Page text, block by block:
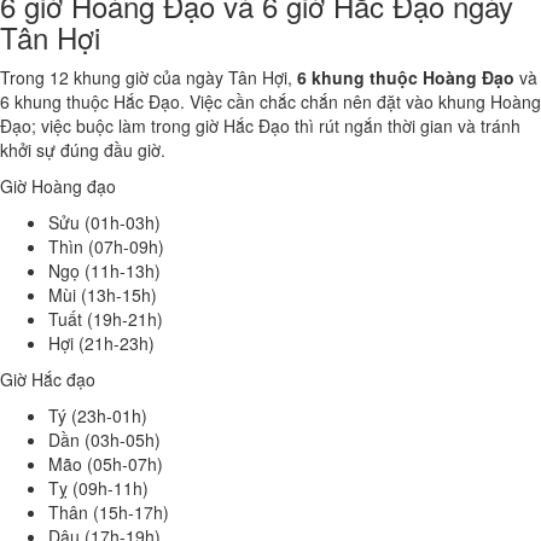
Tân Hợi
Trong 12 khung giờ của ngày Tân Hợi, 6 khung thuộc Hoàng Đạo và
6 khung thuộc Hắc Đạo. Việc cần chắc chắn nên đặt vào khung Hoàng
Đạo; việc buộc làm trong giờ Hắc Đạo thì rút ngắn thời gian và tránh
khởi sự đúng đầu giờ.
Giờ Hoàng đạo
Sửu (01h-03h)
Thìn (07h-09h)
Ngọ (11h-13h)
Mùi (13h-15h)
Tuất (19h-21h)
Hợi (21h-23h)
Giờ Hắc đạo
Tý (23h-01h)
Dần (03h-05h)
Mão (05h-07h)
Tỵ (09h-11h)
Thân (15h-17h)
Dậu (17h-19h)